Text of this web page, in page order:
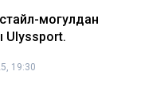
могулдан
Ulyssport.
19:30